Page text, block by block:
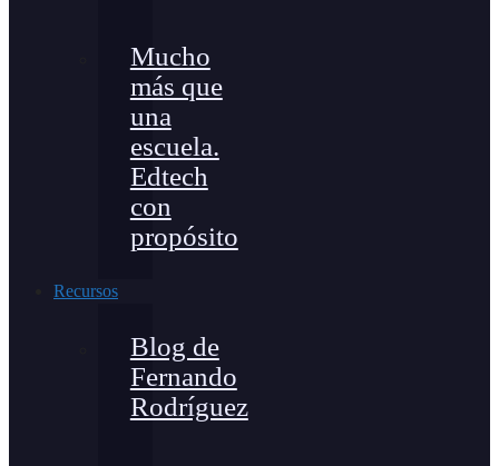
Mucho
más que
una
escuela.
Edtech
con
propósito
Recursos
Blog de
Fernando
Rodríguez